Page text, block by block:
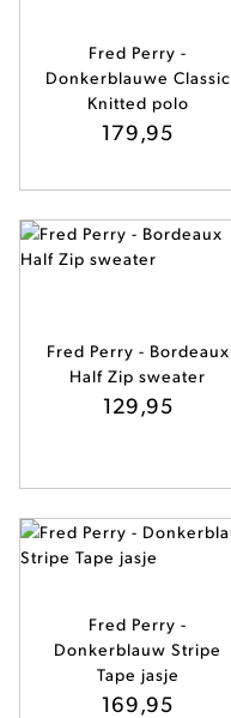
Fred Perry -
Donkerblauwe Classic
Knitted polo
179,95
Fred Perry - Bordeaux
Half Zip sweater
129,95
Fred Perry -
Donkerblauw Stripe
Tape jasje
169,95